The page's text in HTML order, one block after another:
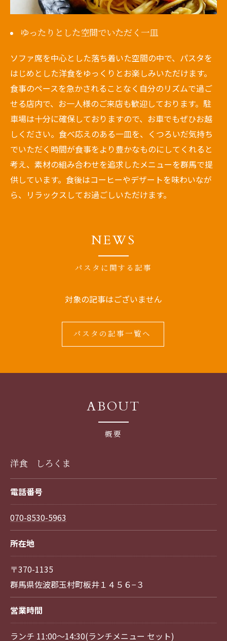
ゆったりとした空間でいただく一皿
ソファ席を中心とした落ち着いた空間の中で、パスタを
はじめとした洋食をゆっくりとお楽しみいただけます。
食事のペースを急かされることなく自分のリズムで過ご
せる店内で、お一人様のご来店も歓迎しております。駐
車場は十分に確保しておりますので、お車でもぜひお越
しください。食べ応えのある一皿を、くつろいだ気持ち
でいただく時間が食事をより豊かなものにしてくれると
考え、素材の組み合わせを追求したメニューを群馬で提
供しています。食後はコーヒーやデザートを味わいなが
ら、リラックスしてお過ごしいただけます。
NEWS
パスタに関する記事
対象の記事はございません
パスタの記事一覧へ
ABOUT
概要
洋食 しろくま
電話番号
070-8530-5963
所在地
〒370-1135
群馬県佐波郡玉村町板井１４５６−３
営業時間
ランチ 11:00～14:30(ランチメニュー セット)